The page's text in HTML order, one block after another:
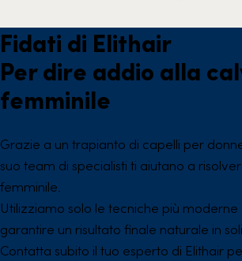
Fidati di Elithair
Per dire addio alla
femminile
Grazie a un trapianto di capelli per
suo team di specialisti ti aiutano a
femminile.
Utilizziamo solo le tecniche più
garantire un risultato finale naturale in
Contatta subito il tuo esperto di Elithair